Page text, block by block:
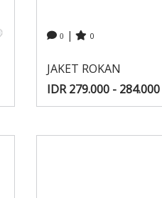
0 | 0
JAKET ROKAN
IDR 279.000 - 284.000